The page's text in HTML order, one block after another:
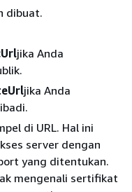
dibuat.
jika Anda
jika Anda
di URL. Hal ini
server dengan
yang ditentukan.
mengenali sertifikat